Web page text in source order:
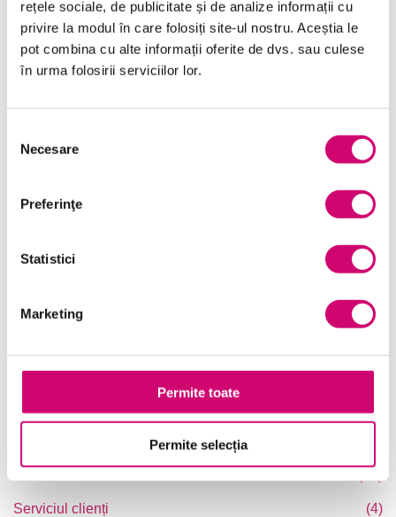
rețele sociale, de publicitate și de analize informații cu
privire la modul în care folosiți site-ul nostru. Aceștia le
pot combina cu alte informații oferite de dvs. sau culese
în urma folosirii serviciilor lor.
consimțământului
Necesare
Preferinţe
Statistici
Marketing
Permite toate
Permite selecția
19/09/2025 Vizualizări:
Dezvoltare personală și profesională (17)
(54)
Limba Engleză (7)
Marketing (7)
Serviciul clienți (4)